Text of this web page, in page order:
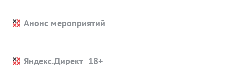
Анонс мероприятий
Яндекс.Директ